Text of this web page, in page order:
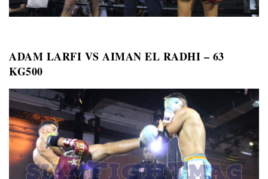
ADAM LARFI VS AIMAN EL RADHI – 63
KG500